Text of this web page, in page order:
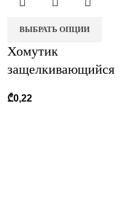
ВЫБРАТЬ ОПЦИИ
Хомутик
защелкивающийся
₾0,22